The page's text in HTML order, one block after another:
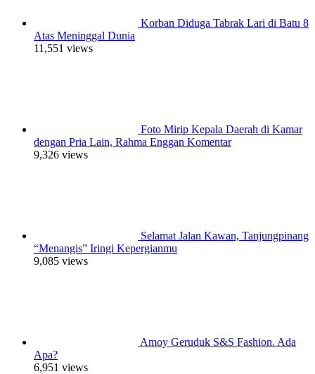
Korban Diduga Tabrak Lari di Batu 8
Atas Meninggal Dunia
11,551 views
Foto Mirip Kepala Daerah di Kamar
dengan Pria Lain, Rahma Enggan Komentar
9,326 views
Selamat Jalan Kawan, Tanjungpinang
“Menangis” Iringi Kepergianmu
9,085 views
Amoy Geruduk S&S Fashion. Ada
Apa?
6,951 views